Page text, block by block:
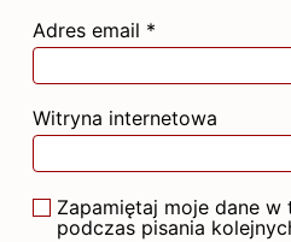
Adres email *
Witryna internetowa
Zapamiętaj moje dane
podczas pisania